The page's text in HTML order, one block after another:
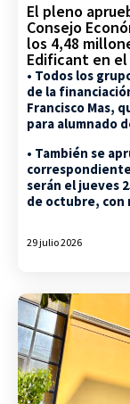
El pleno
Consejo
los 4,48
Edificant en el
• Todos los
de la
Francisco Mas,
para alumnado
• También se
serán el jueves
de octubre, con
29 julio 2026